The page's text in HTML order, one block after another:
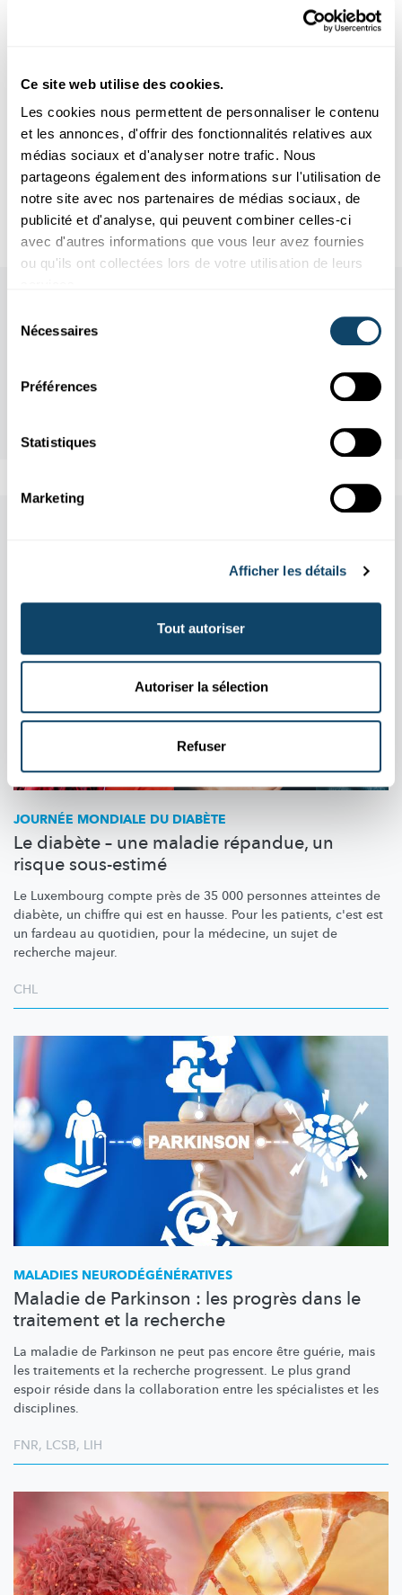
Ce site web utilise des cookies.
Les cookies nous permettent de personnaliser le contenu
et les annonces, d'offrir des fonctionnalités relatives aux
médias sociaux et d'analyser notre trafic. Nous
partageons également des informations sur l'utilisation de
notre site avec nos partenaires de médias sociaux, de
publicité et d'analyse, qui peuvent combiner celles-ci
avec d'autres informations que vous leur avez fournies
ou qu'ils ont collectées lors de votre utilisation de leurs
Nécessaires
Préférences
Statistiques
Marketing
Afficher les détails
Tout autoriser
Autoriser la sélection
Refuser
Plus d'infos sur l'Info-Zenter Demenz
Auteur: Info-Zenter Demenz, Ville de Differdange
Rédaction: Melanie Reuter (FNR)
JOURNÉE MONDIALE DU DIABÈTE
Le diabète – une maladie répandue, un
risque sous-estimé
Le Luxembourg compte près de 35 000 personnes atteintes de
diabète, un chiffre qui est en hausse. Pour les patients, c'est est
un fardeau au quotidien, pour la médecine, un sujet de
recherche majeur.
CHL
MALADIES NEURODÉGÉNÉRATIVES
Maladie de Parkinson : les progrès dans le
traitement et la recherche
La maladie de Parkinson ne peut pas encore être guérie, mais
les traitements et la recherche progressent. Le plus grand
espoir réside dans la collaboration entre les spécialistes et les
disciplines.
FNR, LCSB, LIH